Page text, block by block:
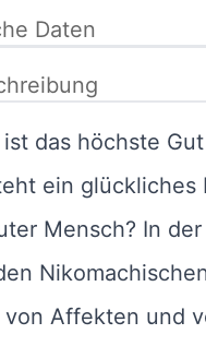
Daten
ist das höchste
ein glückliches
Mensch? In
von Affekten und